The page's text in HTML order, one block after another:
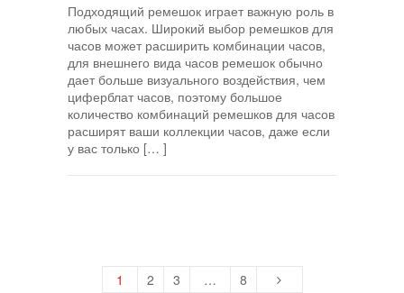
Подходящий ремешок играет важную роль в
любых часах. Широкий выбор ремешков для
часов может расширить комбинации часов,
для внешнего вида часов ремешок обычно
дает больше визуального воздействия, чем
циферблат часов, поэтому большое
количество комбинаций ремешков для часов
расширят ваши коллекции часов, даже если
у вас только [… ]
1 2 3 … 8